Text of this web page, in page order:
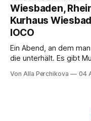
psychologische Tiefe
einem spielfreudigen
überzeugenden
Wiesbaden,
Kurhaus
IOCO
Ein Abend, an dem man das
die unterhält. Es gibt
Genau so war der
Von Alla Perchikova 04